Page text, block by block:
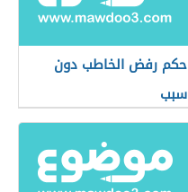
حكم رفض الخاطب دون
سبب